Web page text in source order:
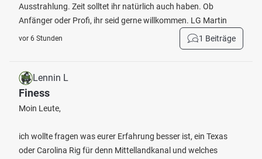
Ausstrahlung. Zeit solltet ihr natürlich auch haben. Ob
Anfänger oder Profi, ihr seid gerne willkommen. LG Martin
vor 6 Stunden 1 Beiträge
Lennin L
Finess
Moin Leute,
ich wollte fragen was eurer Erfahrung besser ist, ein Texas
oder Carolina Rig für denn Mittellandkanal und welches